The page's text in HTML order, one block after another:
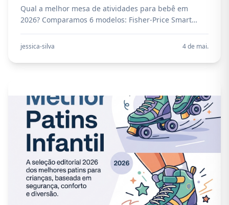
Qual a melhor mesa de atividades para bebê em
2026? Comparamos 6 modelos: Fisher-Price Smart
atividades Fisher-Price é boa? Descubra qual estimula
mais o desenvolvimento do seu bebê.
jessica-silva 4 de mai.